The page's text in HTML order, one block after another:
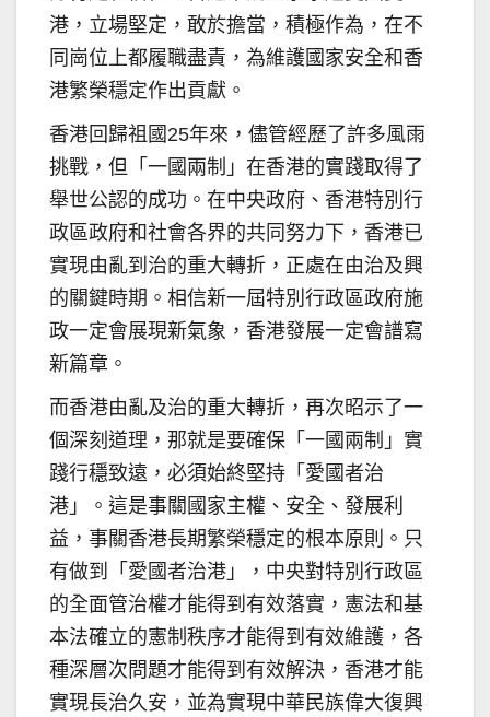
港，立場堅定，敢於擔當，積極作為，在不
同崗位上都履職盡責，為維護國家安全和香
港繁榮穩定作出貢獻。
香港回歸祖國25年來，儘管經歷了許多風雨
挑戰，但「一國兩制」在香港的實踐取得了
舉世公認的成功。在中央政府、香港特別行
政區政府和社會各界的共同努力下，香港已
實現由亂到治的重大轉折，正處在由治及興
的關鍵時期。相信新一屆特別行政區政府施
政一定會展現新氣象，香港發展一定會譜寫
新篇章。
而香港由亂及治的重大轉折，再次昭示了一
個深刻道理，那就是要確保「一國兩制」實
踐行穩致遠，必須始終堅持「愛國者治
港」。這是事關國家主權、安全、發展利
益，事關香港長期繁榮穩定的根本原則。只
有做到「愛國者治港」，中央對特別行政區
的全面管治權才能得到有效落實，憲法和基
本法確立的憲制秩序才能得到有效維護，各
種深層次問題才能得到有效解決，香港才能
實現長治久安，並為實現中華民族偉大復興